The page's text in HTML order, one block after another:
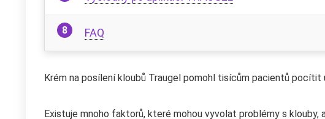
FAQ
Krém na posílení kloubů Traugel pomohl tisícům pacientů
Existuje mnoho faktorů, které mohou vyvolat problémy s